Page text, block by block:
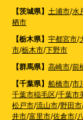
【茨城県】 土浦市/水
栖市
【栃木県】 宇都宮市/
市/栃木市/下野市
【群馬県】 高崎市/前
【千葉県】 船橋市/市
千葉市稲毛区/千葉市
松戸市/流山市/野田市
井市/富里市/佐倉市/